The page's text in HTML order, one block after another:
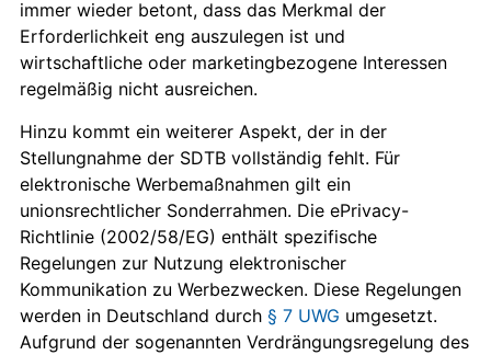
immer wieder betont, dass das Merkmal der
Erforderlichkeit eng auszulegen ist und
wirtschaftliche oder marketingbezogene Interessen
regelmäßig nicht ausreichen.
Hinzu kommt ein weiterer Aspekt, der in der
Stellungnahme der SDTB vollständig fehlt. Für
elektronische Werbemaßnahmen gilt ein
unionsrechtlicher Sonderrahmen. Die ePrivacy-
Richtlinie (2002/58/EG) enthält spezifische
Regelungen zur Nutzung elektronischer
Kommunikation zu Werbezwecken. Diese Regelungen
werden in Deutschland durch§ 7 UWG umgesetzt.
Aufgrund der sogenannten Verdrängungsregelung des